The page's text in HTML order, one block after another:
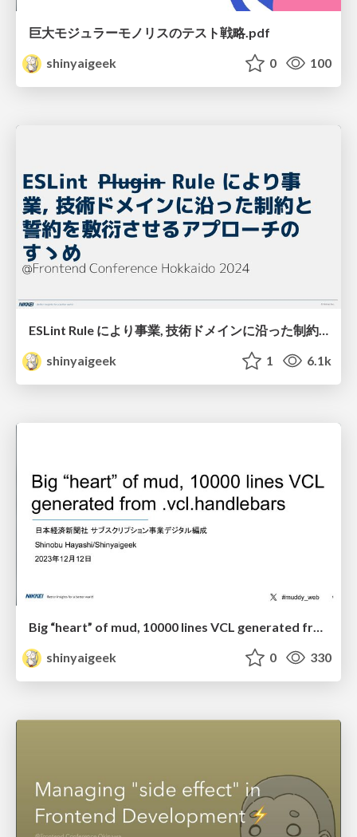
巨大モジュラーモノリスのテスト戦略.pdf
shinyaigeek
0 100
shinyaigeek
1 6.1k
Big “heart” of mud, 10000 lines VCL generated from .vcl.handlebars
shinyaigeek
0 330